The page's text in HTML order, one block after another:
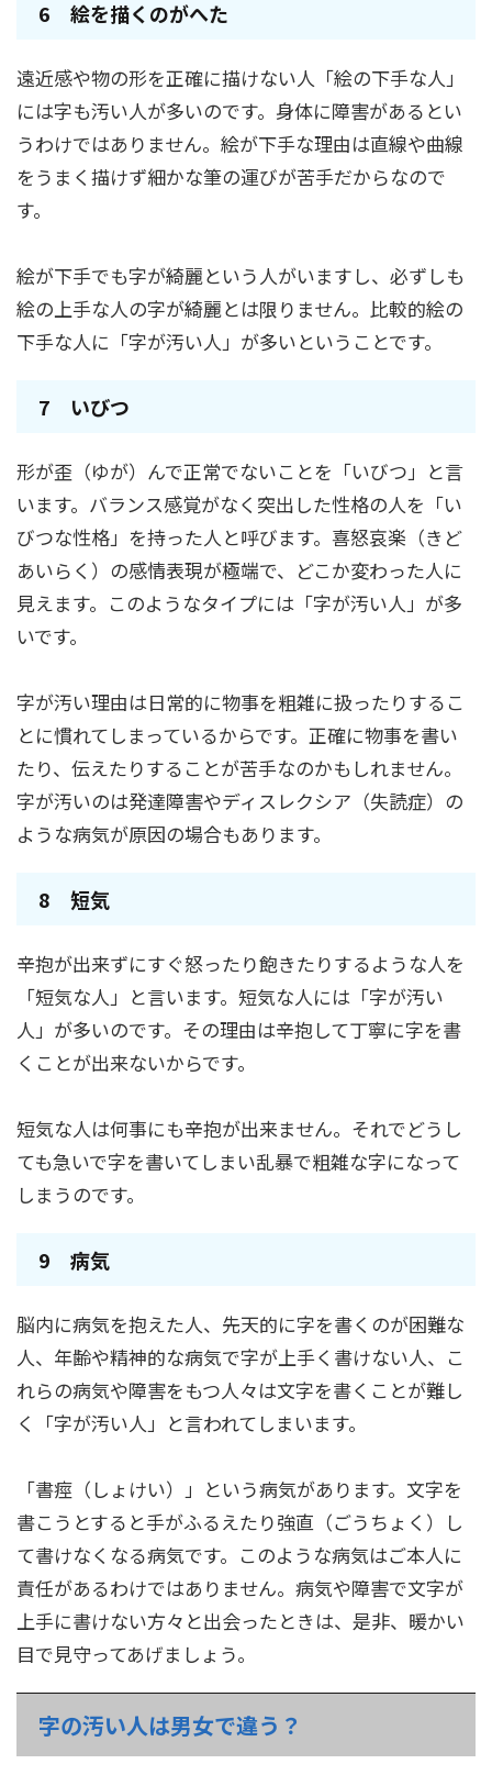
6 絵を描くのがへた
遠近感や物の形を正確に描けない人「絵の下手な人」
には字も汚い人が多いのです。身体に障害があるとい
うわけではありません。絵が下手な理由は直線や曲線
をうまく描けず細かな筆の運びが苦手だからなので
す。
絵が下手でも字が綺麗という人がいますし、必ずしも
絵の上手な人の字が綺麗とは限りません。比較的絵の
下手な人に「字が汚い人」が多いということです。
7 いびつ
形が歪（ゆが）んで正常でないことを「いびつ」と言
います。バランス感覚がなく突出した性格の人を「い
びつな性格」を持った人と呼びます。喜怒哀楽（きど
あいらく）の感情表現が極端で、どこか変わった人に
見えます。このようなタイプには「字が汚い人」が多
いです。
字が汚い理由は日常的に物事を粗雑に扱ったりするこ
とに慣れてしまっているからです。正確に物事を書い
たり、伝えたりすることが苦手なのかもしれません。
字が汚いのは発達障害やディスレクシア（失読症）の
ような病気が原因の場合もあります。
8 短気
辛抱が出来ずにすぐ怒ったり飽きたりするような人を
「短気な人」と言います。短気な人には「字が汚い
人」が多いのです。その理由は辛抱して丁寧に字を書
くことが出来ないからです。
短気な人は何事にも辛抱が出来ません。それでどうし
ても急いで字を書いてしまい乱暴で粗雑な字になって
しまうのです。
9 病気
脳内に病気を抱えた人、先天的に字を書くのが困難な
人、年齢や精神的な病気で字が上手く書けない人、こ
れらの病気や障害をもつ人々は文字を書くことが難し
く「字が汚い人」と言われてしまいます。
「書痙（しょけい）」という病気があります。文字を
書こうとすると手がふるえたり強直（ごうちょく）し
て書けなくなる病気です。このような病気はご本人に
責任があるわけではありません。病気や障害で文字が
上手に書けない方々と出会ったときは、是非、暖かい
目で見守ってあげましょう。
字の汚い人は男女で違う？